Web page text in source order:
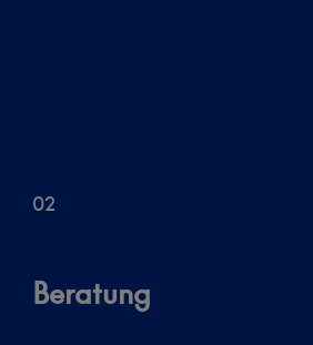
02
Beratung